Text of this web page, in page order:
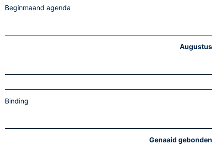
Beginmaand agenda
Augustus
Binding
Genaaid gebonden